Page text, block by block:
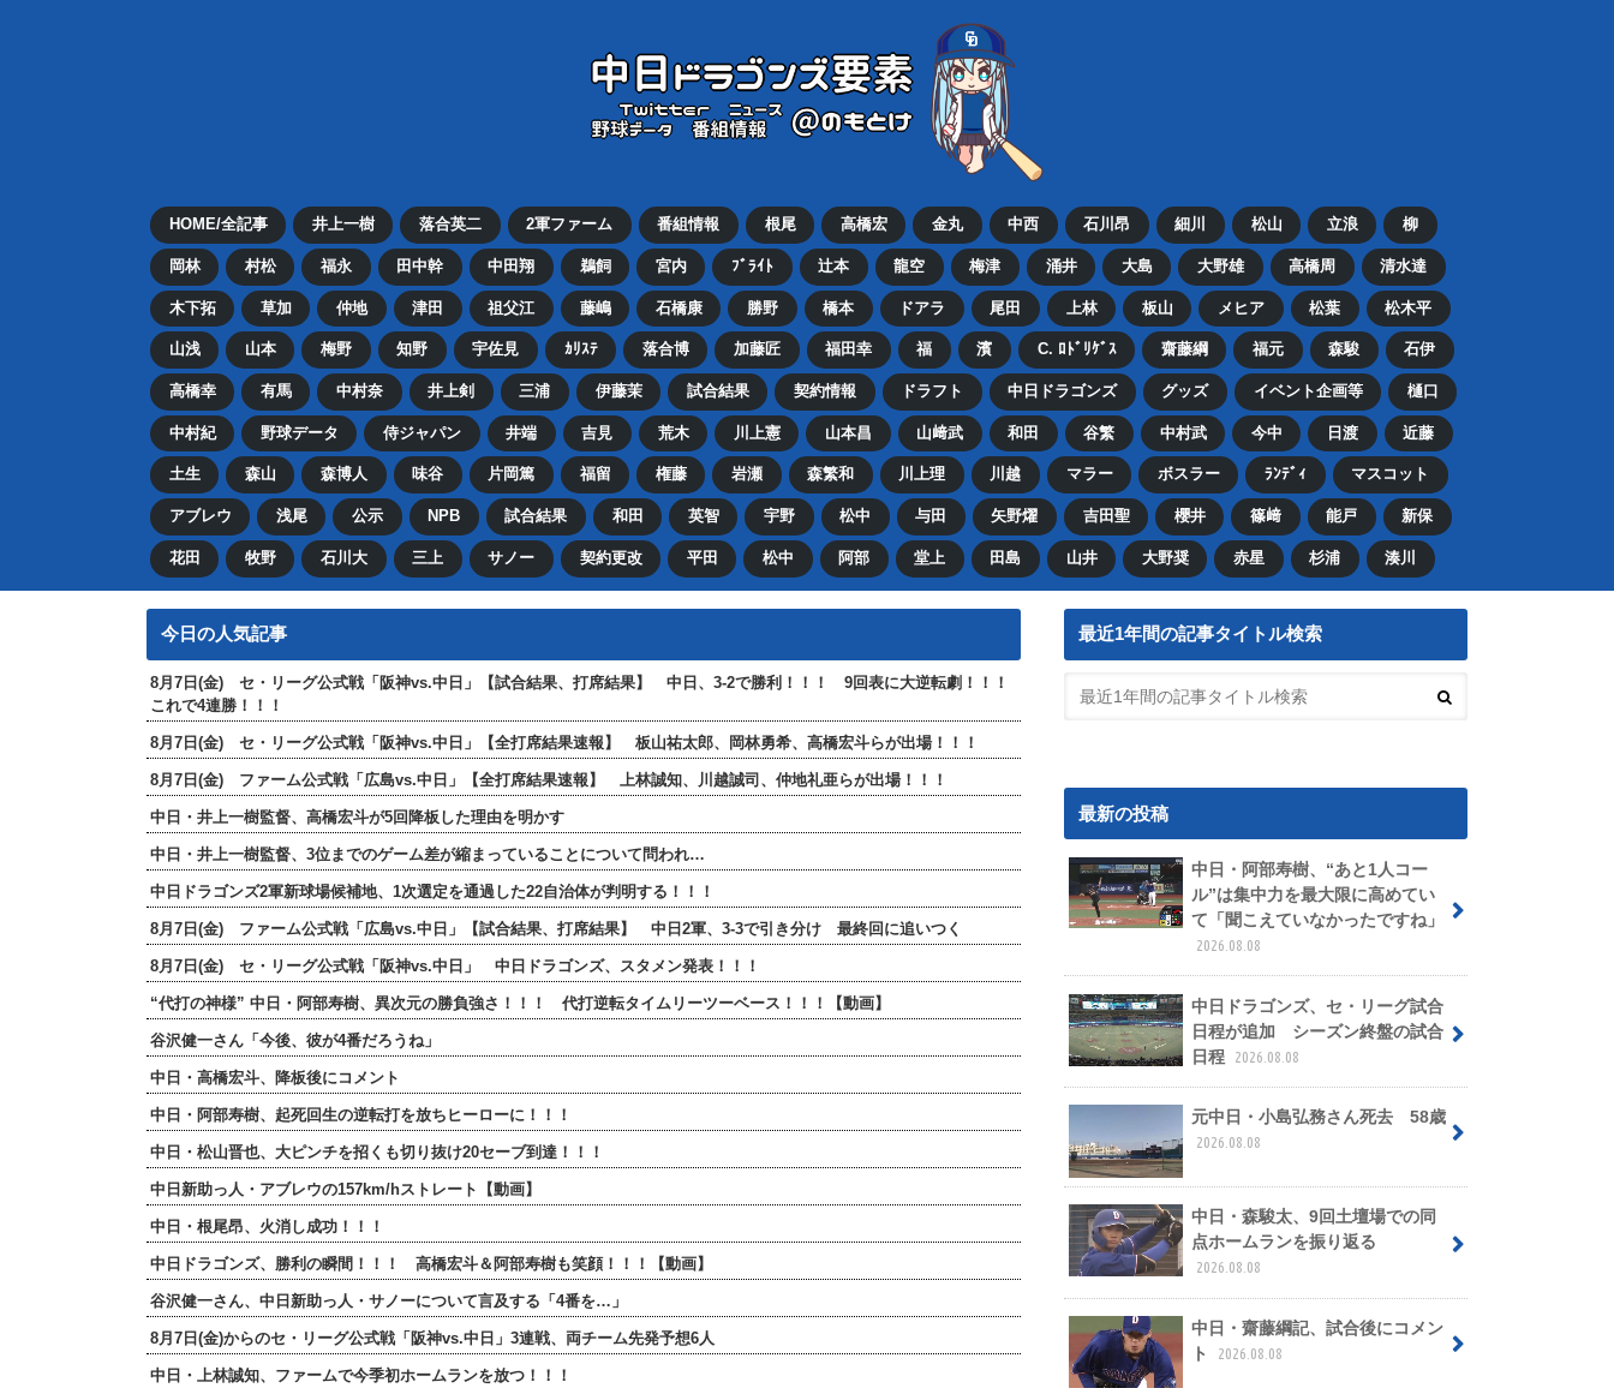
HOME/全記事 井上一樹 落合英二 2軍ファーム 番組情報 根尾 高橋宏 金丸 中西 石川昂 細川 松山 立浪 柳
岡林 村松 福永 田中幹 中田翔 鵜飼 宮内 ﾌﾞﾗｲﾄ 辻本 龍空 梅津 涌井 大島 大野雄 高橋周 清水達
木下拓 草加 仲地 津田 祖父江 藤嶋 石橋康 勝野 橋本 ドアラ 尾田 上林 板山 メヒア 松葉 松木平
山浅 山本 梅野 知野 宇佐見 ｶﾘｽﾃ 落合博 加藤匠 福田幸 福 濱 C. ﾛﾄﾞﾘｹﾞｽ 齋藤綱 福元 森駿 石伊
高橋幸 有馬 中村奈 井上剣 三浦 伊藤茉 試合結果 契約情報 ドラフト 中日ドラゴンズ グッズ イベント企画等 樋口
中村紀 野球データ 侍ジャパン 井端 吉見 荒木 川上憲 山本昌 山﨑武 和田 谷繁 中村武 今中 日渡 近藤
土生 森山 森博人 味谷 片岡篤 福留 権藤 岩瀬 森繁和 川上理 川越 マラー ボスラー ﾗﾝﾃﾞｨ マスコット
アブレウ 浅尾 公示 NPB 試合結果 和田 英智 宇野 松中 与田 矢野燿 吉田聖 櫻井 篠﨑 能戸 新保
花田 牧野 石川大 三上 サノー 契約更改 平田 松中 阿部 堂上 田島 山井 大野奨 赤星 杉浦 湊川
今日の人気記事
8月7日(金) セ・リーグ公式戦「阪神vs.中日」【試合結果、打席結果】 中日、3-2で勝利！！！ 9回表に大逆転劇！！！
これで4連勝！！！
8月7日(金) セ・リーグ公式戦「阪神vs.中日」【全打席結果速報】 板山祐太郎、岡林勇希、高橋宏斗らが出場！！！
8月7日(金) ファーム公式戦「広島vs.中日」【全打席結果速報】 上林誠知、川越誠司、仲地礼亜らが出場！！！
中日・井上一樹監督、高橋宏斗が5回降板した理由を明かす
中日・井上一樹監督、3位までのゲーム差が縮まっていることについて問われ…
中日ドラゴンズ2軍新球場候補地、1次選定を通過した22自治体が判明する！！！
8月7日(金) ファーム公式戦「広島vs.中日」【試合結果、打席結果】 中日2軍、3-3で引き分け 最終回に追いつく
8月7日(金) セ・リーグ公式戦「阪神vs.中日」 中日ドラゴンズ、スタメン発表！！！
“代打の神様” 中日・阿部寿樹、異次元の勝負強さ！！！ 代打逆転タイムリーツーベース！！！【動画】
谷沢健一さん「今後、彼が4番だろうね」
中日・高橋宏斗、降板後にコメント
中日・阿部寿樹、起死回生の逆転打を放ちヒーローに！！！
中日・松山晋也、大ピンチを招くも切り抜け20セーブ到達！！！
中日新助っ人・アブレウの157km/hストレート【動画】
中日・根尾昂、火消し成功！！！
中日ドラゴンズ、勝利の瞬間！！！ 高橋宏斗＆阿部寿樹も笑顔！！！【動画】
谷沢健一さん、中日新助っ人・サノーについて言及する「4番を…」
8月7日(金)からのセ・リーグ公式戦「阪神vs.中日」3連戦、両チーム先発予想6人
中日・上林誠知、ファームで今季初ホームランを放つ！！！
最近1年間の記事タイトル検索
最新の投稿
中日・阿部寿樹、“あと1人コー
ル”は集中力を最大限に高めてい
て「聞こえていなかったですね」
2026.08.08
中日ドラゴンズ、セ・リーグ試合
日程が追加 シーズン終盤の試合
日程
2026.08.08
元中日・小島弘務さん死去 58歳
2026.08.08
中日・森駿太、9回土壇場での同
点ホームランを振り返る
2026.08.08
中日・齋藤綱記、試合後にコメン
ト
2026.08.08